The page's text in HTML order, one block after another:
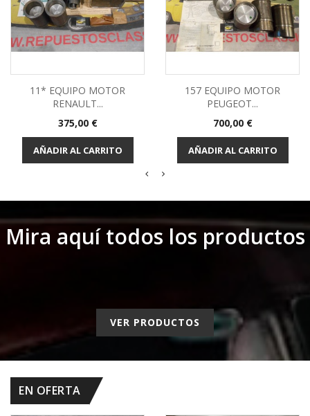
11* EQUIPO MOTOR
RENAULT...
Precio
375,00 €
AÑADIR AL CARRITO
157 EQUIPO MOTOR
PEUGEOT...
Precio
700,00 €
AÑADIR AL CARRITO
Mira aquí todos los productos
VER PRODUCTOS
EN OFERTA